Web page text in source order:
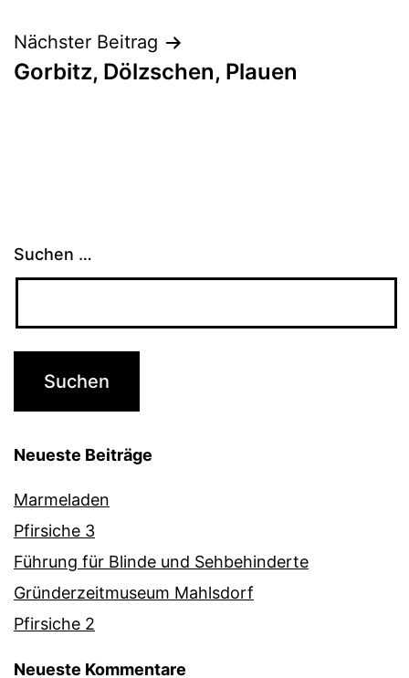
Nächster Beitrag
Gorbitz, Dölzschen, Plauen
Suchen …
Neueste Beiträge
Marmeladen
Pfirsiche 3
Führung für Blinde und Sehbehinderte
Gründerzeitmuseum Mahlsdorf
Pfirsiche 2
Neueste Kommentare